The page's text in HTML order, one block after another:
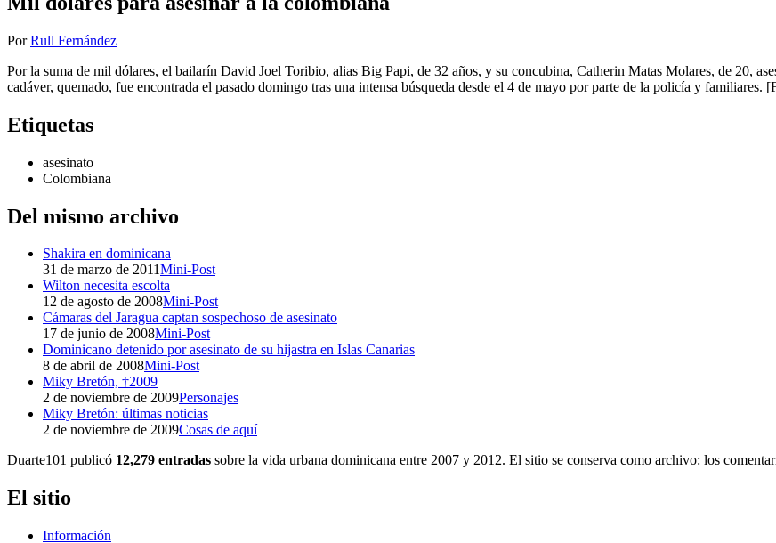
PorRull Fernández
Por la suma de mil dólares, el bailarín David Joel Toribio, alias Big Papi, de 32 años, y su concubina, Catherin Matas Molares, de 20,
cadáver, quemado, fue encontrada el pasado domingo tras una intensa búsqueda desde el 4 de mayo por parte de la policía y familiares.
Etiquetas
asesinato
Colombiana
Del mismo archivo
Shakira en dominicana
31 de marzo de 2011Mini-Post
Wilton necesita escolta
12 de agosto de 2008Mini-Post
Cámaras del Jaragua captan sospechoso de asesinato
17 de junio de 2008Mini-Post
Dominicano detenido por asesinato de su hijastra en Islas Canarias
8 de abril de 2008Mini-Post
Miky Bretón, †2009
2 de noviembre de 2009Personajes
Miky Bretón: últimas noticias
2 de noviembre de 2009Cosas de aquí
Duarte101 publicó 12,279 entradas sobre la vida urbana dominicana entre 2007 y 2012. El sitio se conserva como archivo: los
El sitio
Información